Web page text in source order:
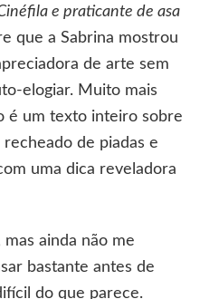
e praticante de asa
que a Sabrina mostrou
de arte sem
elogiar. Muito mais
é um texto inteiro sobre
de piadas e
uma dica reveladora
ainda não me
bastante antes de
do que parece.